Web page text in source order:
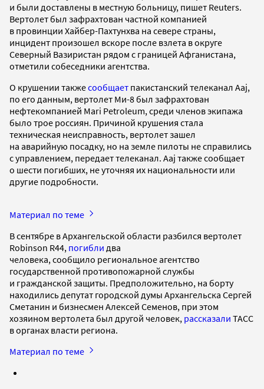
и были доставлены в местную больницу, пишет Reuters.
Вертолет был зафрахтован частной компанией
в провинции Хайбер-Пахтунхва на севере страны,
инцидент произошел вскоре после взлета в округе
Северный Вазиристан рядом с границей Афганистана,
отметили собеседники агентства.
О крушении такжесообщает пакистанский телеканал Aaj,
по его данным, вертолет Ми-8 был зафрахтован
нефтекомпанией Mari Petroleum, среди членов экипажа
было трое россиян. Причиной крушения стала
техническая неисправность, вертолет зашел
на аварийную посадку, но на земле пилоты не справились
с управлением, передает телеканал. Aaj также сообщает
о шести погибших, не уточняя их национальности или
другие подробности.
Материал по теме
В сентябре в Архангельской области разбился вертолет
Robinson R44, погибли два
человека, сообщило региональное агентство
государственной противопожарной службы
и гражданской защиты. Предположительно, на борту
находились депутат городской думы Архангельска Сергей
Сметанин и бизнесмен Алексей Семенов, при этом
хозяином вертолета был другой человек, рассказали ТАСС
в органах власти региона.
Материал по теме